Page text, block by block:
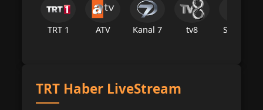
TRT 1 ATV Kanal 7 tv8 Star Tv
TRT Haber LiveStream